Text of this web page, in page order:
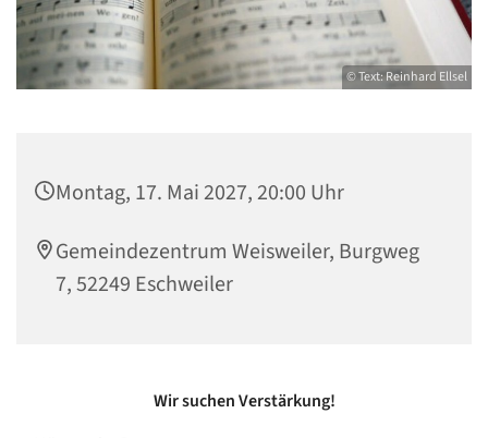
© Text: Reinhard Ellsel
Montag, 17. Mai 2027, 20:00 Uhr
Gemeindezentrum Weisweiler, Burgweg
7, 52249 Eschweiler
Wir suchen Verstärkung!